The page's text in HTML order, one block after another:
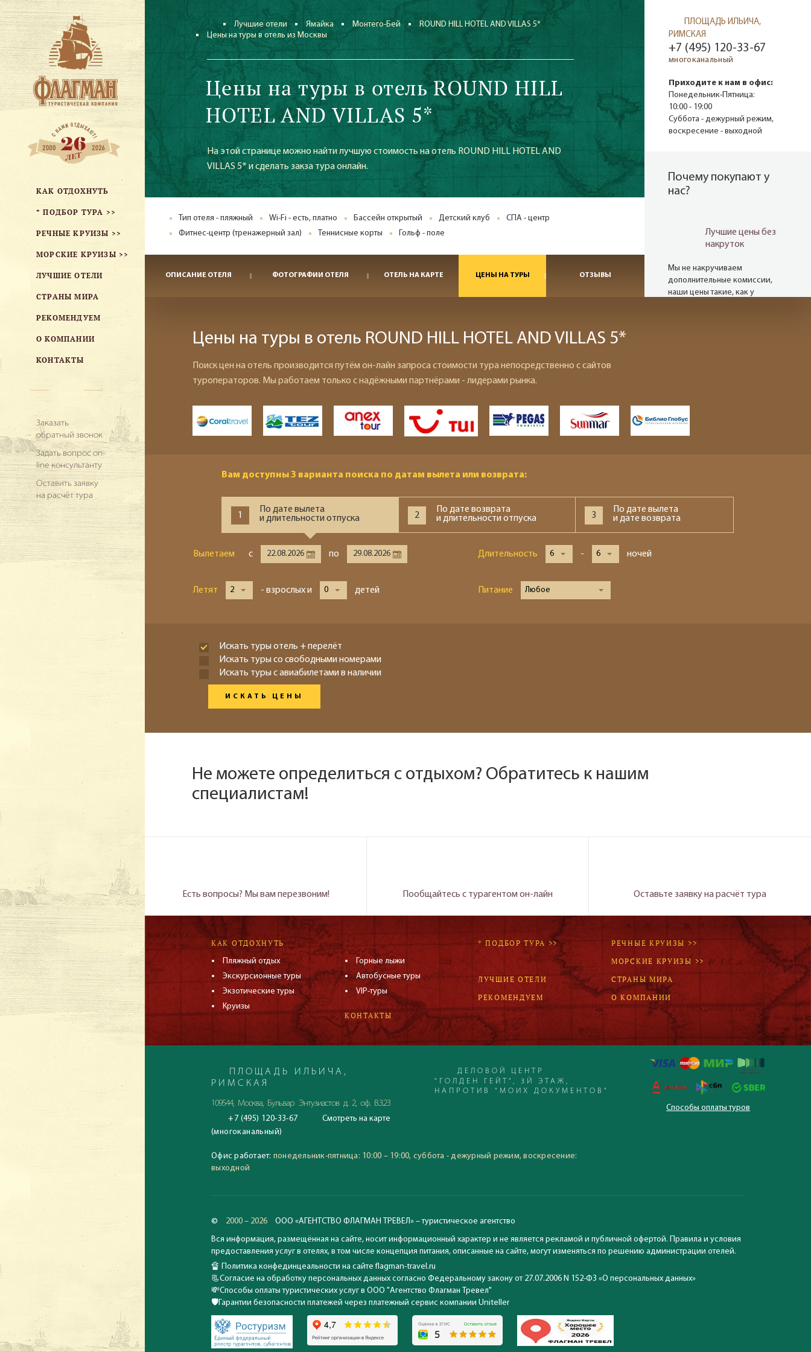
КАК ОТДОХНУТЬ
* ПОДБОР ТУРА >>
РЕЧНЫЕ КРУИЗЫ >>
МОРСКИЕ КРУИЗЫ >>
ЛУЧШИЕ ОТЕЛИ
СТРАНЫ МИРА
РЕКОМЕНДУЕМ
О КОМПАНИИ
КОНТАКТЫ
Заказать
обратный звонок
Задать вопрос on-
line консультанту
Оставить заявку
на расчёт тура
Лучшие отели Ямайка Монтего-Бей
ROUND HILL HOTEL AND VILLAS 5*
Цены на туры в отель из Москвы
Цены на туры в отель ROUND HILL
HOTEL AND VILLAS 5*
На этой странице можно найти лучшую стоимость на отель ROUND HILL HOTEL AND
VILLAS 5* и сделать закза тура онлайн.
Тип отеля - пляжный Wi-Fi - есть, платно Бассейн открытый Детский клуб
СПА - центр
Фитнес-центр (тренажерный зал)
Теннисные корты Гольф - поле
ОПИСАНИЕ ОТЕЛЯ ФОТОГРАФИИ ОТЕЛЯ ОТЕЛЬ НА КАРТЕ ЦЕНЫ НА ТУРЫ ОТЗЫВЫ
ПЛОЩАДЬ ИЛЬИЧА,
РИМСКАЯ
+7 (495) 120-33-67
многоканальный
Приходите к нам в офис:
Понедельник-Пятница:
10:00 - 19:00
Суббота - дежурный режим,
воскресение - выходной
Почему покупают у
нас?
Лучшие цены без
накруток
Мы не накручиваем
дополнительные комиссии,
наши цены такие, как у
В нашей базе 27 сайтов
надёжных операторов (хотя
это связывается с клиентом.
Цены на туры в отель ROUND HILL HOTEL AND VILLAS 5*
Поиск цен на отель производится путём он-лайн запроса стоимости тура непосредственно с сайтов
туроператоров. Мы работаем только с надёжными партнёрами - лидерами рынка.
Вам доступны 3 варианта поиска по датам вылета или возврата:
1
По дате вылета
и длительности отпуска
2
По дате возврата
и длительности отпуска
3
По дате вылета
и дате возврата
Вылетаем с по Длительность 6 - 6 ночей
Летят 2 - взрослых и 0 детей Питание Любое
Искать туры отель + перелёт
Искать туры со свободными номерами
Искать туры с авиабилетами в наличии
ИСКАТЬ ЦЕНЫ
Не можете определиться с отдыхом? Обратитесь к нашим
специалистам!
Есть вопросы? Мы вам перезвоним! Пообщайтесь с турагентом он-лайн Оставьте заявку на расчёт тура
КАК ОТДОХНУТЬ
Пляжный отдых
Экскурсионные туры
Экзотические туры
Круизы
Горные лыжи
Автобусные туры
VIP-туры
* ПОДБОР ТУРА >>
РЕЧНЫЕ КРУИЗЫ >>
МОРСКИЕ КРУИЗЫ >>
ЛУЧШИЕ ОТЕЛИ
СТРАНЫ МИРА
РЕКОМЕНДУЕМ
О КОМПАНИИ
КОНТАКТЫ
ПЛОЩАДЬ ИЛЬИЧА,
РИМСКАЯ
109544, Москва, Бульвар Энтузиастов д. 2, оф. В.3.23
+7 (495) 120-33-67
(многоканальный)
Смотреть на карте
ДЕЛОВОЙ ЦЕНТР
"ГОЛДЕН ГЕЙТ", 3Й ЭТАЖ,
НАПРОТИВ "МОИХ ДОКУМЕНТОВ"
воскресение: выходной
Офис работает: понедельник-пятница: 10:00 – 19:00, суббота - дежурный режим, воскресение:
выходной
Способы оплаты туров
© 2000 – 2026
ООО «АГЕНТСТВО ФЛАГМАН ТРЕВЕЛ» – туристическое агентство
Вся информация, размещённая на сайте, носит информационный характер и не является рекламой и публичной офертой. Правила и условия
предоставления услуг в отелях, в том числе концепция питания, описанные на сайте, могут изменяться по решению администрации отелей.
🔏 Политика конфединцеальности на сайте flagman-travel.ru
📃Согласие на обработку персональных данных согласно Федеральному закону от 27.07.2006 N 152-ФЗ «О персональных данных»
💸Способы оплаты туристических услуг в ООО "Агентство Флагман Тревел"
🛡️Гарантии безопасности платежей через платежный сервис компании Uniteller